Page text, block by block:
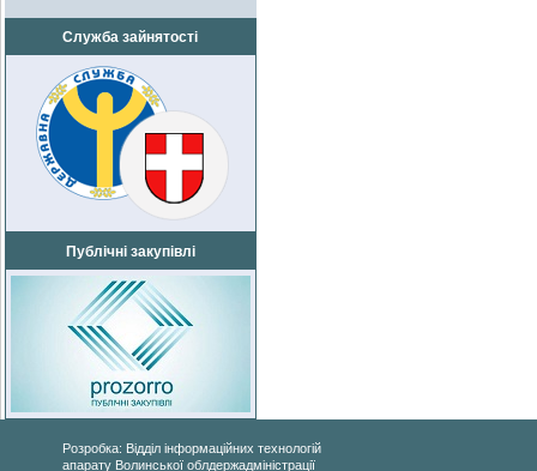
Служба зайнятості
Публічні закупівлі
Розробка: Відділ інформаційних технологій
апарату Волинської облдержадміністрації